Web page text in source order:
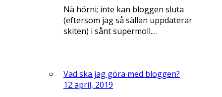
Nä hörni; inte kan bloggen sluta
(eftersom jag så sällan uppdaterar
skiten) i sånt supermoll.…
Vad ska jag göra med bloggen?
12 april, 2019